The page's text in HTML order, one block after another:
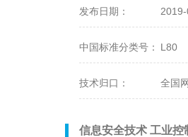
发布日期：
中国标准分类号： L80
技术归口： 全国
信息安全技术 工业控